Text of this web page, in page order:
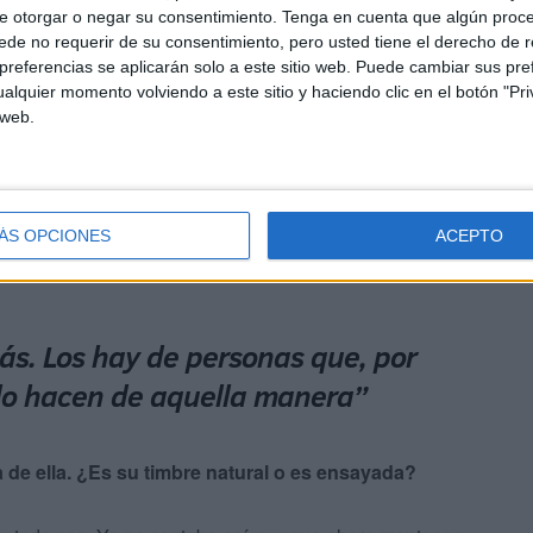
otorgar o negar su consentimiento. Tenga en cuenta que algún
no requerir de su consentimiento, pero usted tiene el derecho de
se aplicarán solo a este sitio web. Puede cambiar sus
momento volviendo a este sitio y haciendo clic en el botón
OPCIONES ACEPTO
cuerpo tiene una energía diferente. Es muy
lo hago sentada o con el pie en micro, que es más
y su forma de cantar eso es más difícil, es lo que
preparándome para el personaje y eso ha
Los hay de personas que, por
hacen de aquella manera”
ella. ¿Es su timbre natural o es ensayada?